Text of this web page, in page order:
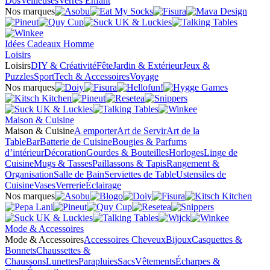
Nos marques
Idées Cadeaux Homme
Loisirs
LoisirsDIY & CréativitéFêteJardin & ExtérieurJeux &
PuzzlesSportTech & AccessoiresVoyage
Nos marques
Maison & Cuisine
Maison & CuisineA emporterArt de ServirArt de la
TableBarBatterie de CuisineBougies & Parfums
d’intérieurDécorationGourdes & BouteillesHorlogesLinge de
CuisineMugs & TassesPaillassons & TapisRangement &
OrganisationSalle de BainServiettes de TableUstensiles de
CuisineVasesVerrerieÉclairage
Nos marques
Mode & Accessoires
Mode & AccessoiresAccessoires CheveuxBijouxCasquettes &
BonnetsChaussettes &
ChaussonsLunettesParapluiesSacsVêtementsÉcharpes &